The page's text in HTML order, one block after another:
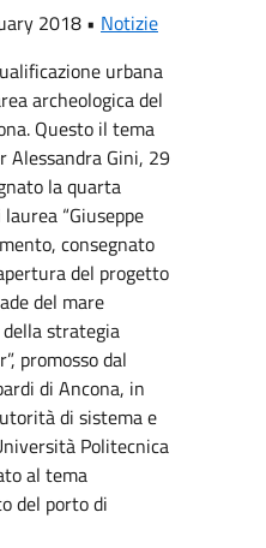
2018 • Notizie
urbana
archeologica del
Questo il tema
Alessandra Gini, 29
la quarta
“Giuseppe
consegnato
del progetto
del mare
strategia
promosso dal
di Ancona, in
di sistema e
Politecnica
al tema
del porto di